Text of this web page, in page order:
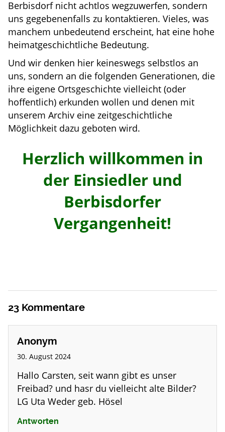
Berbisdorf nicht achtlos wegzuwerfen, sondern
uns gegebenenfalls zu kontaktieren. Vieles, was
manchem unbedeutend erscheint, hat eine hohe
heimatgeschichtliche Bedeutung.
Und wir denken hier keineswegs selbstlos an
uns, sondern an die folgenden Generationen, die
ihre eigene Ortsgeschichte vielleicht (oder
hoffentlich) erkunden wollen und denen mit
unserem Archiv eine zeitgeschichtliche
Möglichkeit dazu geboten wird.
Herzlich willkommen in
der Einsiedler und
Berbisdorfer
Vergangenheit!
23Kommentare
Anonym
30. August 2024
Hallo Carsten, seit wann gibt es unser
Freibad? und hasr du vielleicht alte Bilder?
LG Uta Weder geb. Hösel
Antworten